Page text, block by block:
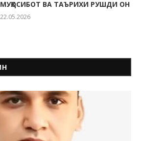
МУҲОСИБОТ ВА ТАЪРИХИ РУШДИ ОН
22.05.2026